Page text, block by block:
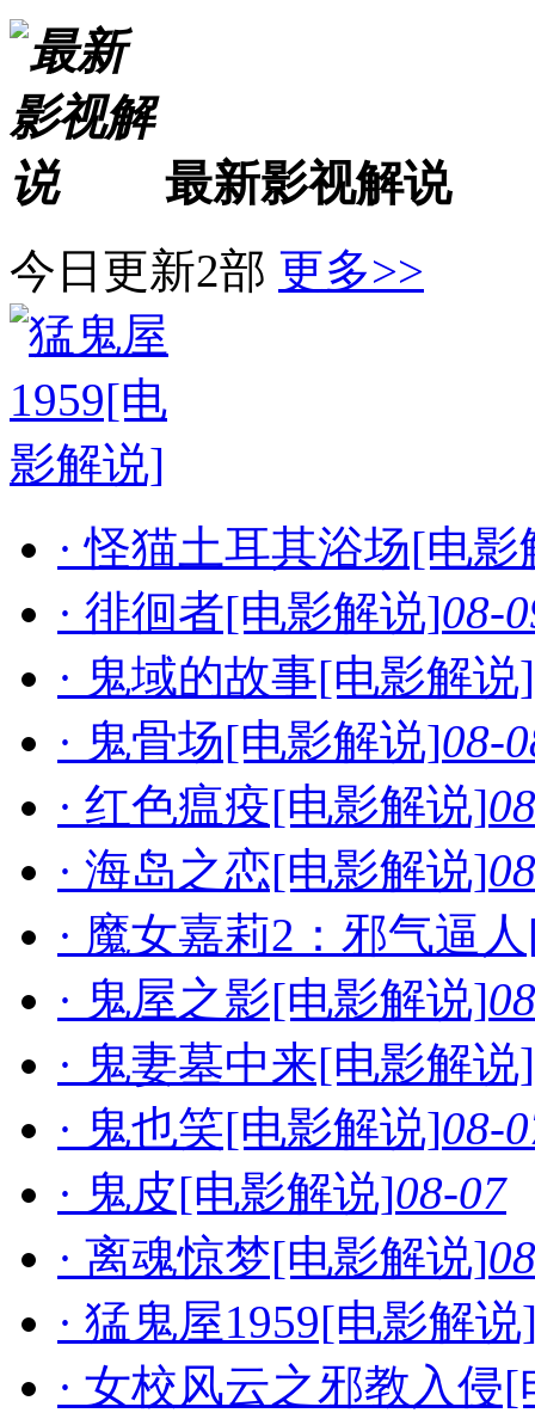
最新影视解说
今日更新2部 更多>>
· 怪猫土耳其浴场[电
· 徘徊者[电影解说]08-
· 鬼域的故事[电影解说]
· 鬼骨场[电影解说]08-
· 红色瘟疫[电影解说]
· 海岛之恋[电影解说]
· 魔女嘉莉2：邪气逼
· 鬼屋之影[电影解说]
· 鬼妻墓中来[电影解说]
· 鬼也笑[电影解说]08-
· 鬼皮[电影解说]08-07
· 离魂惊梦[电影解说]
· 猛鬼屋1959[电影解说
· 女校风云之邪教入侵